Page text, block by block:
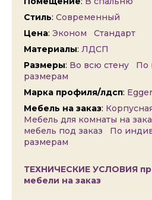
Стиль: Современный
Цена: Эконом
Стандарт
Материалы: ЛДСП
Размеры: Во всю стену
По
размерам
Марка профиля/лдсп: Egger
Мебель на заказ:
Мебель для комнаты на
мебель под заказ
По
размерам
ТЕХНИЧЕСКИЕ УСЛОВИЯ
мебели на заказ